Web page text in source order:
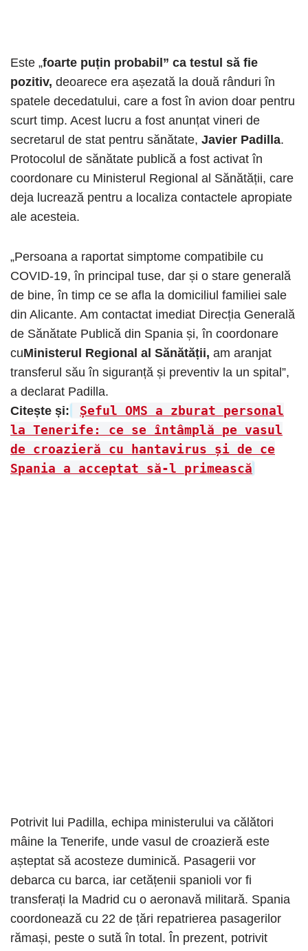
Este „foarte puțin probabil” ca testul să fie
pozitiv, deoarece era așezată la două rânduri în
spatele decedatului, care a fost în avion doar pentru
scurt timp. Acest lucru a fost anunțat vineri de
secretarul de stat pentru sănătate, Javier Padilla.
Protocolul de sănătate publică a fost activat în
coordonare cu Ministerul Regional al Sănătății, care
deja lucrează pentru a localiza contactele apropiate
ale acesteia.
„Persoana a raportat simptome compatibile cu
COVID-19, în principal tuse, dar și o stare generală
de bine, în timp ce se afla la domiciliul familiei sale
din Alicante. Am contactat imediat Direcția Generală
de Sănătate Publică din Spania și, în coordonare
cuMinisterul Regional al Sănătății, am aranjat
transferul său în siguranță și preventiv la un spital”,
a declarat Padilla.
Citește și:
Șeful OMS a zburat personal
la Tenerife: ce se întâmplă pe vasul
de croazieră cu hantavirus și de ce
Spania a acceptat să-l primească
Potrivit lui Padilla, echipa ministerului va călători
mâine la Tenerife, unde vasul de croazieră este
așteptat să acosteze duminică. Pasagerii vor
debarca cu barca, iar cetățenii spanioli vor fi
transferați la Madrid cu o aeronavă militară. Spania
coordonează cu 22 de țări repatrierea pasagerilor
rămași, peste o sută în total. În prezent, potrivit